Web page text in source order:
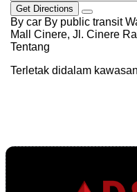
Get Directions
By car By public transit
Mall Cinere, Jl. Cinere
Tentang
Terletak didalam